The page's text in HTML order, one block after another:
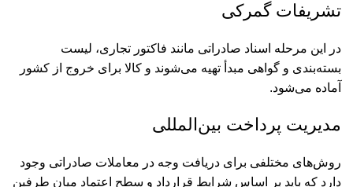
تشریفات گمرکی
در این مرحله اسناد صادراتی مانند فاکتور تجاری، لیست
بسته‌بندی و گواهی مبدأ تهیه می‌شوند و کالا برای خروج از کشور
آماده می‌شود.
مدیریت پرداخت بین‌المللی
روش‌های مختلفی برای دریافت وجه در معاملات صادراتی وجود
دارد که باید بر اساس شرایط قرارداد و سطح اعتماد میان طرفین